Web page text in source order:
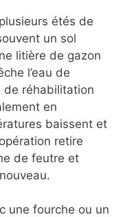
étés de
un sol
litière de gazon
l’eau de
de réhabilitation
en
baissent et
retire
de feutre et
une fourche ou un